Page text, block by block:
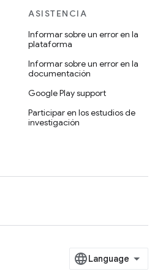
ASISTENCIA
Informar sobre un error en la
plataforma
Informar sobre un error en la
documentación
Google Play support
Participar en los estudios de
investigación